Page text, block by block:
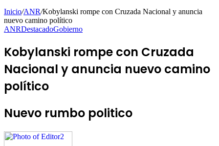
Inicio/ANR/Kobylanski rompe con Cruzada Nacional y anuncia
nuevo camino político
ANRDestacadoGobierno
Kobylanski rompe con Cruzada
Nacional y anuncia nuevo camino
político
Nuevo rumbo politico